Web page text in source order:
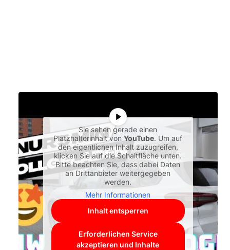
Sie sehen gerade einen
Platzhalterinhalt vonYouTube. Um auf
den eigentlichen Inhalt zuzugreifen,
klicken Sie auf die Schaltfläche unten.
Bitte beachten Sie, dass dabei Daten
an Drittanbieter weitergegeben
werden.
Mehr Informationen
Inhalt entsperren
Erforderlichen Service
akzeptieren und Inhalte